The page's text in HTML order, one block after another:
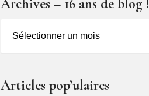
Archives – 16 ans de blog !
de
Articles pop’ulaires